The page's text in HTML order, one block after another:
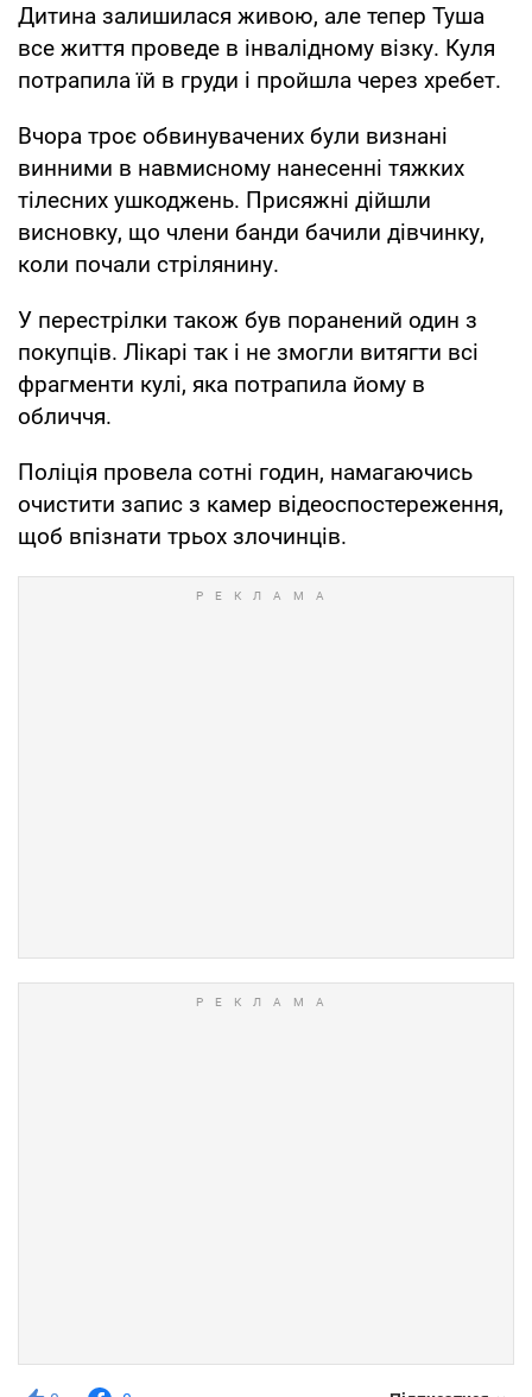
Дитина залишилася живою, але тепер Туша
все життя проведе в інвалідному візку. Куля
потрапила їй в груди і пройшла через хребет.
Вчора троє обвинувачених були визнані
винними в навмисному нанесенні тяжких
тілесних ушкоджень. Присяжні дійшли
висновку, що члени банди бачили дівчинку,
коли почали стрілянину.
У перестрілки також був поранений один з
покупців. Лікарі так і не змогли витягти всі
фрагменти кулі, яка потрапила йому в
обличчя.
Поліція провела сотні годин, намагаючись
очистити запис з камер відеоспостереження,
щоб впізнати трьох злочинців.